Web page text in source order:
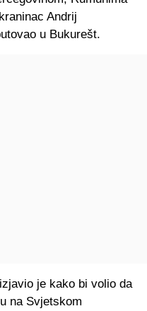
Andrij
u Bukurešt.
je kako bi volio da
na Svjetskom